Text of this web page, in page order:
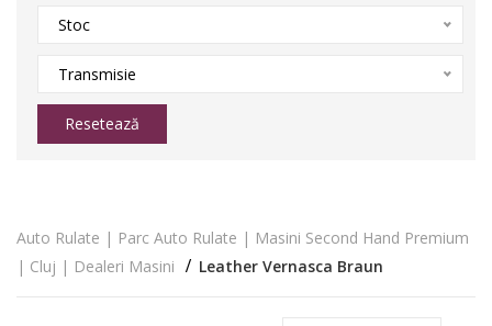
Stoc
Transmisie
Resetează
Auto Rulate | Parc Auto Rulate | Masini Second Hand Premium
| Cluj | Dealeri Masini
Leather Vernasca Braun